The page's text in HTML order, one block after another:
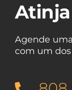
Agende
com um dos